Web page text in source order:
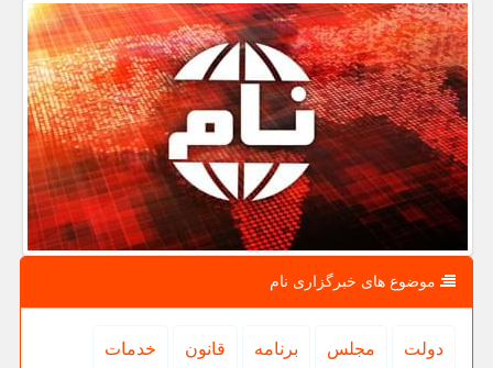
موضوع های خبرگزاری نام
دولت مجلس برنامه قانون خدمات